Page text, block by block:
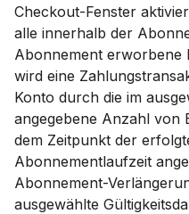
Checkout-Fenster
alle innerhalb der
Abonnement erworbene
wird eine
Konto durch die im
angegebene Anzahl von
dem Zeitpunkt der
Abonnementlaufzeit
Abonnement-
ausgewählte